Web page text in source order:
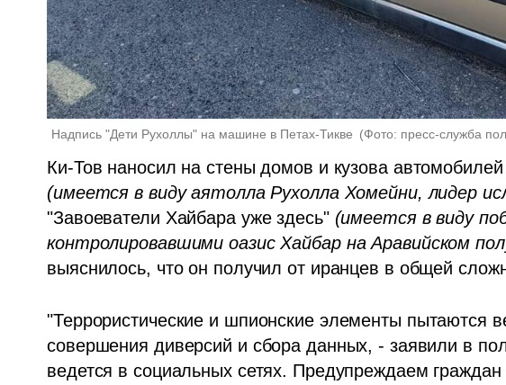
Надпись "Дети Рухоллы" на машине в Петах-Тикве (Фото: пресс-служба
(имеется в виду аятолла Рухолла Хомейни, лидер
"Завоеватели Хайбара уже здесь" (имеется в виду
контролировавшими оазис Хайбар на Аравийском
выяснилось, что он получил от иранцев в общей
"Террористические и шпионские элементы пытаются
совершения диверсий и сбора данных, - заявили в
ведется в социальных сетях. Предупреждаем граждан